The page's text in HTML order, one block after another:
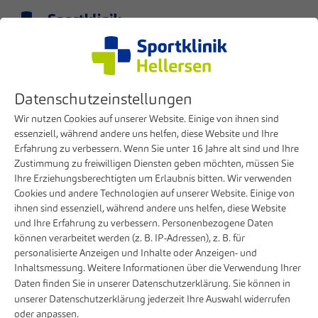
Ahmed Almousa
Doctor Team Overview
Doctor profile
Datenschutzeinstellungen
Wir nutzen Cookies auf unserer Website. Einige von ihnen sind
essenziell, während andere uns helfen, diese Website und Ihre
Erfahrung zu verbessern. Wenn Sie unter 16 Jahre alt sind und Ihre
Zustimmung zu freiwilligen Diensten geben möchten, müssen Sie
Ihre Erziehungsberechtigten um Erlaubnis bitten. Wir verwenden
Cookies und andere Technologien auf unserer Website. Einige von
ihnen sind essenziell, während andere uns helfen, diese Website
und Ihre Erfahrung zu verbessern. Personenbezogene Daten
können verarbeitet werden (z. B. IP-Adressen), z. B. für
personalisierte Anzeigen und Inhalte oder Anzeigen- und
Inhaltsmessung. Weitere Informationen über die Verwendung Ihrer
Daten finden Sie in unserer Datenschutzerklärung. Sie können in
unserer Datenschutzerklärung jederzeit Ihre Auswahl widerrufen
oder anpassen.